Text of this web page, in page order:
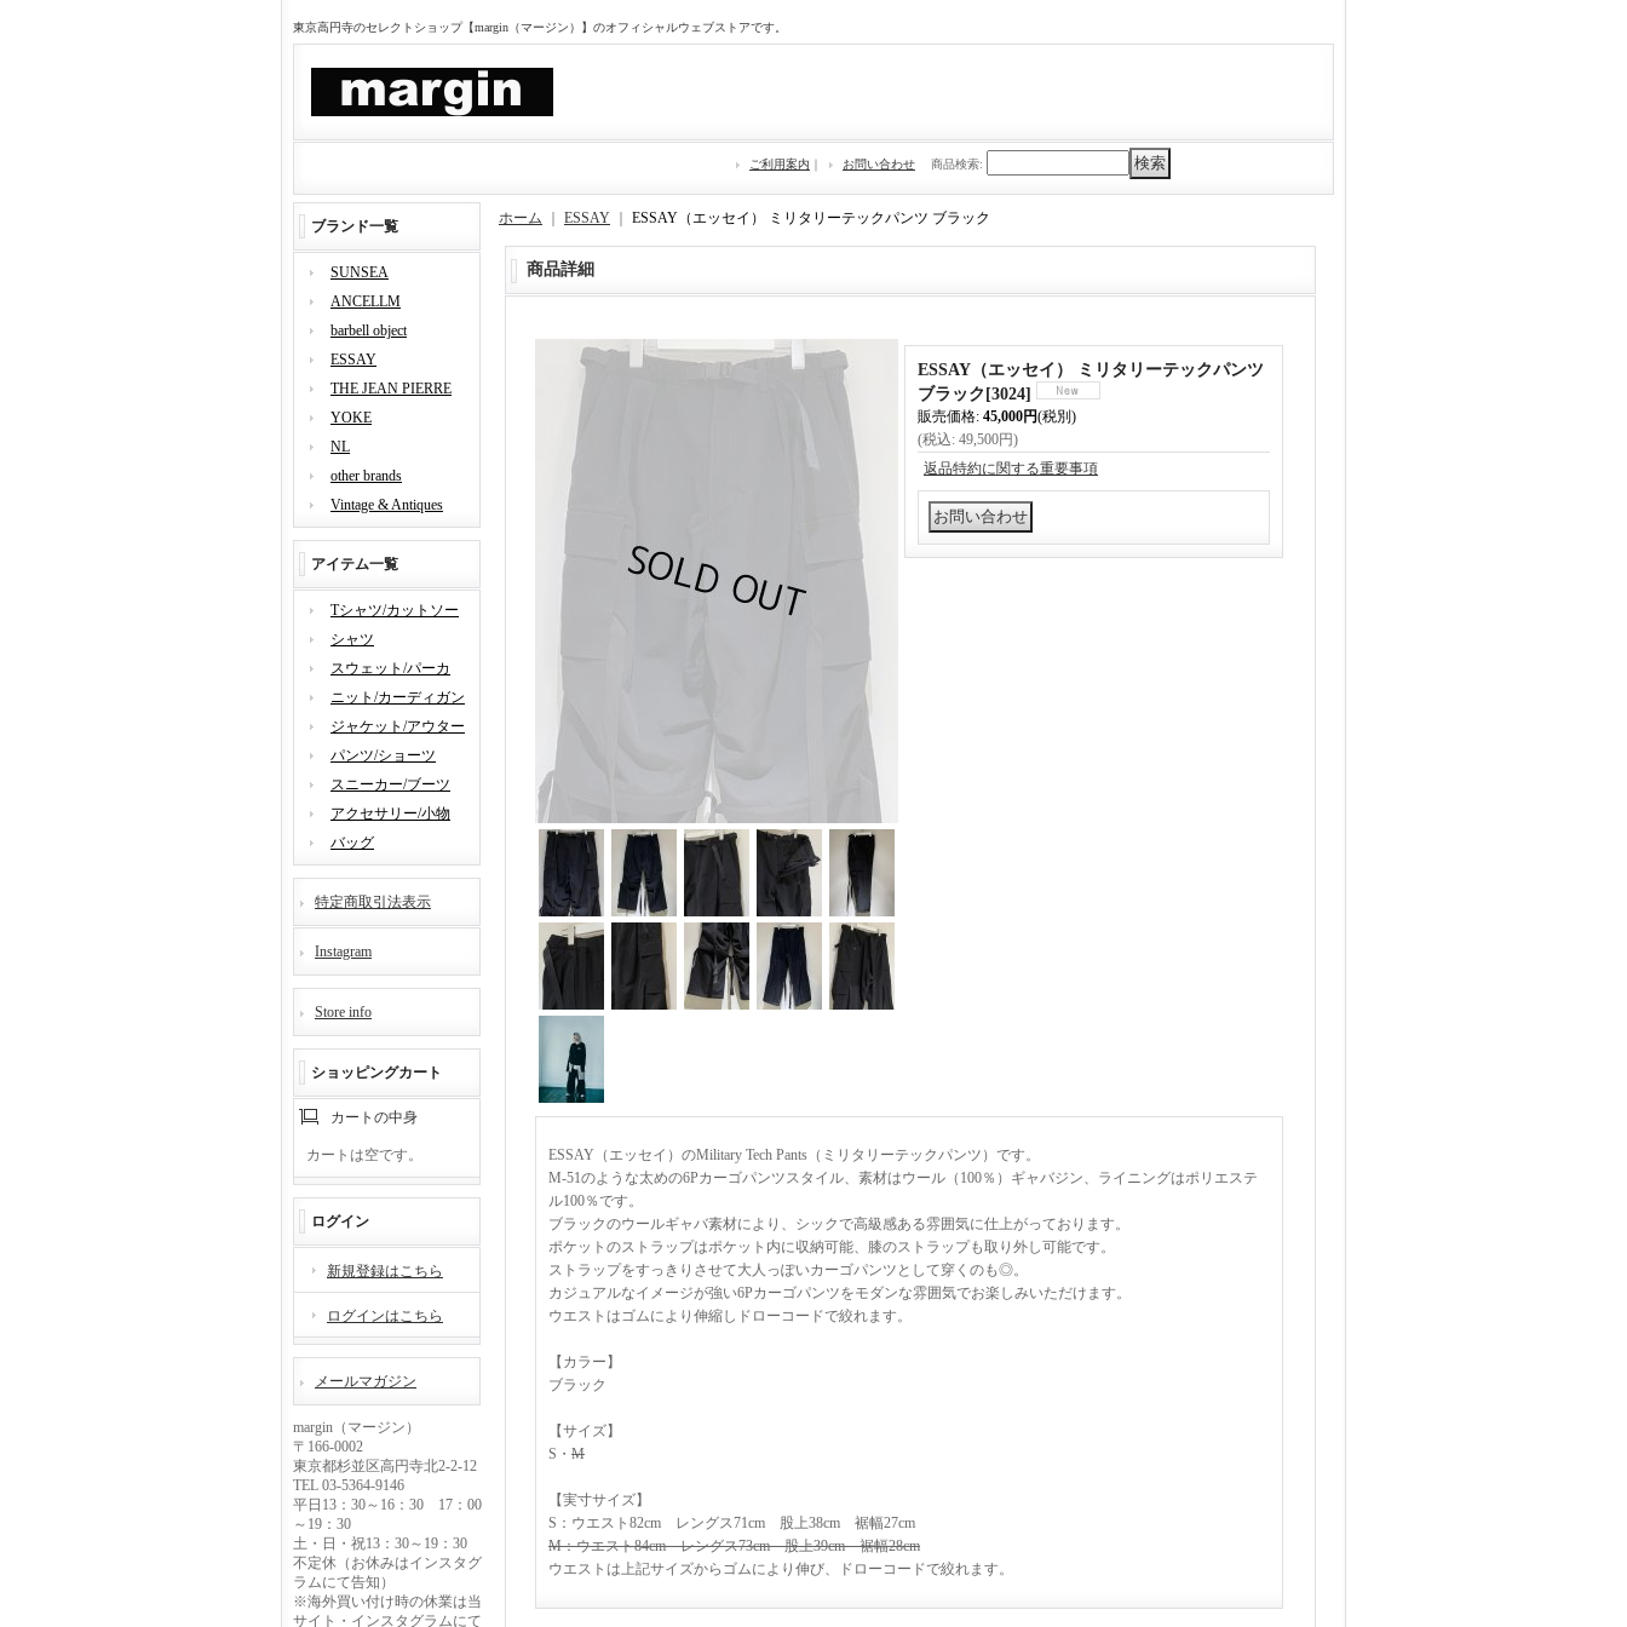
東京高円寺のセレクトショップ【margin（マージン）】のオフィシャルウェブストアです。
ご利用案内 ｜ お問い合わせ 商品検索:
ブランド一覧
SUNSEA
ANCELLM
barbell object
ESSAY
THE JEAN PIERRE
YOKE
NL
other brands
Vintage & Antiques
アイテム一覧
Tシャツ/カットソー
シャツ
スウェット/パーカ
ニット/カーディガン
ジャケット/アウター
パンツ/ショーツ
スニーカー/ブーツ
アクセサリー/小物
バッグ
特定商取引法表示
Instagram
Store info
ショッピングカート
カートの中身
カートは空です。
ログイン
新規登録はこちら
ログインはこちら
メールマガジン
margin（マージン）
〒166-0002
東京都杉並区高円寺北2-2-12
TEL 03-5364-9146
平日13：30～16：30 17：00
～19：30
土・日・祝13：30～19：30
不定休（お休みはインスタグ
ラムにて告知）
※海外買い付け時の休業は当
サイト・インスタグラムにて
ホーム ESSAY ESSAY（エッセイ） ミリタリーテックパンツ ブラック
商品詳細
ESSAY（エッセイ） ミリタリーテックパンツ
ブラック [3024]
販売価格: 45,000円(税別)
(税込: 49,500円)
返品特約に関する重要事項
ESSAY（エッセイ）のMilitary Tech Pants（ミリタリーテックパンツ）です。
M-51のような太めの6Pカーゴパンツスタイル、素材はウール（100％）ギャバジン、ライニングはポリエステ
ル100％です。
ブラックのウールギャバ素材により、シックで高級感ある雰囲気に仕上がっております。
ポケットのストラップはポケット内に収納可能、膝のストラップも取り外し可能です。
ストラップをすっきりさせて大人っぽいカーゴパンツとして穿くのも◎。
カジュアルなイメージが強い6Pカーゴパンツをモダンな雰囲気でお楽しみいただけます。
ウエストはゴムにより伸縮しドローコードで絞れます。
【カラー】
ブラック
【サイズ】
S・ M
【実寸サイズ】
S：ウエスト82cm レングス71cm 股上38cm 裾幅27cm
M：ウエスト84cm レングス73cm 股上39cm 裾幅28cm
ウエストは上記サイズからゴムにより伸び、ドローコードで絞れます。